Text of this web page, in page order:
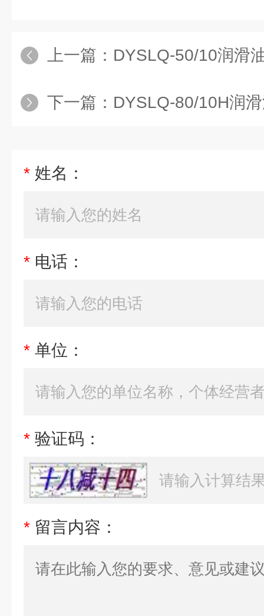
上一篇： DYSLQ-50/10润滑
下一篇： DYSLQ-80/10H润
* 姓名：
* 电话：
* 单位：
* 验证码：
* 留言内容：